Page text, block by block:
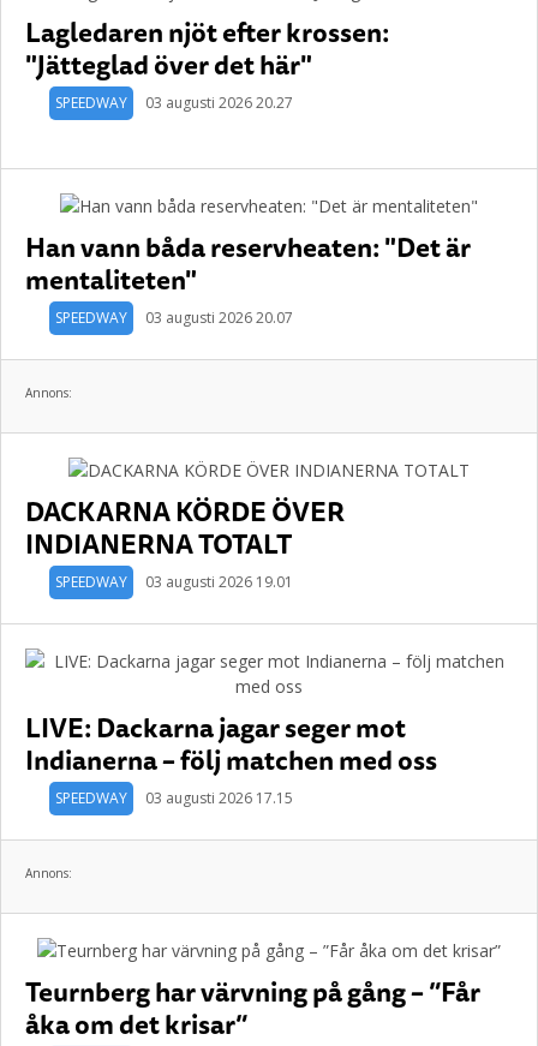
Lagledaren njöt efter krossen:
"Jätteglad över det här"
SPEEDWAY 03 augusti 2026 20.27
Han vann båda reservheaten: "Det är
mentaliteten"
SPEEDWAY 03 augusti 2026 20.07
Annons:
DACKARNA KÖRDE ÖVER
INDIANERNA TOTALT
SPEEDWAY 03 augusti 2026 19.01
LIVE: Dackarna jagar seger mot
Indianerna – följ matchen med oss
SPEEDWAY 03 augusti 2026 17.15
Annons:
Teurnberg har värvning på gång – ”Får
åka om det krisar”